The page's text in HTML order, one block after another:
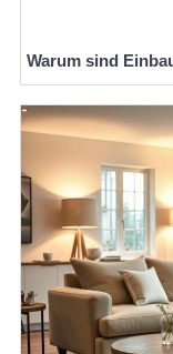
Warum sind